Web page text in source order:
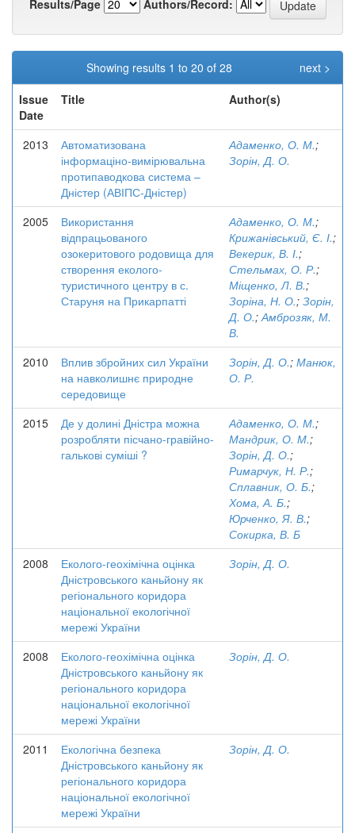
Results/Page
Authors/Record:
Showing results 1 to 20 of 28
next >
Issue
Date
Title Author(s)
2013
Автоматизована
інформаціно-вимірювальна
протипаводкова система –
Дністер (АВІПС-Дністер)
Адаменко, О. М.;
Зорін, Д. О.
2005
Використання
відпрацьованого
озокеритового родовища для
створення еколого-
туристичного центру в с.
Старуня на Прикарпатті
Адаменко, О. М.;
Крижанівський, Є. І.;
Векерик, В. І.;
Стельмах, О. Р.;
Міщенко, Л. В.;
Зоріна, Н. О.; Зорін,
Д. О.;Амброзяк, М.
В.
2010
Вплив збройних сил України
на навколишнє природне
середовище
Зорін, Д. О.; Манюк,
О. Р.
2015
Де у долині Дністра можна
розробляти пісчано-гравійно-
галькові суміші ?
Адаменко, О. М.;
Мандрик, О. М.;
Зорін, Д. О.;
Римарчук, Н. Р.;
Сплавник, О. Б.;
Хома, А. Б.;
Юрченко, Я. В.;
Сокирка, В. Б
2008
Еколого-геохімічна оцінка
Дністровського каньйону як
регіонального коридора
національної екологічної
мережі України
Зорін, Д. О.
2008
Еколого-геохімічна оцінка
Дністровського каньйону як
регіонального коридора
національної екологічної
мережі України
Зорін, Д. О.
2011
Екологічна безпека
Дністровського каньйону як
регіонального коридора
національної екологічної
мережі України
Зорін, Д. О.